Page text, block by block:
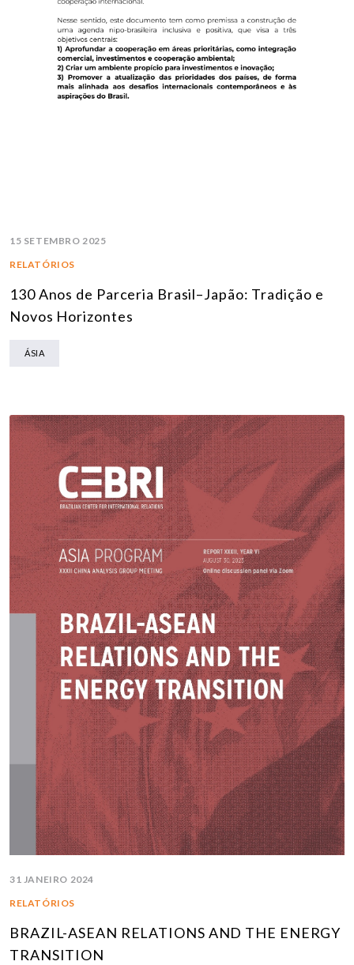
15 SETEMBRO 2025
RELATÓRIOS
130 Anos de Parceria Brasil–Japão: Tradição e
Novos Horizontes
ÁSIA
31 JANEIRO 2024
RELATÓRIOS
BRAZIL-ASEAN RELATIONS AND THE ENERGY
TRANSITION